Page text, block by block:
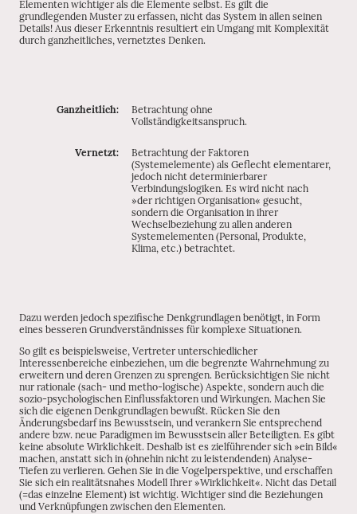
Elementen wichtiger als die Elemente selbst. Es gilt die
grundlegenden Muster zu erfassen, nicht das System in allen seinen
Details! Aus dieser Erkenntnis resultiert ein Umgang mit Komplexität
durch ganzheitliches, vernetztes Denken.
Ganzheitlich:
Betrachtung ohne
Vollständigkeitsanspruch.
Vernetzt:
Betrachtung der Faktoren
(Systemelemente) als Geflecht elementarer,
jedoch nicht determinierbarer
Verbindungslogiken. Es wird nicht nach
»der richtigen Organisation« gesucht,
sondern die Organisation in ihrer
Wechselbeziehung zu allen anderen
Systemelementen (Personal, Produkte,
Klima, etc.) betrachtet.
Dazu werden jedoch spezifische Denkgrundlagen benötigt, in Form
eines besseren Grundverständnisses für komplexe Situationen.
So gilt es beispielsweise, Vertreter unterschiedlicher
Interessenbereiche einbeziehen, um die begrenzte Wahrnehmung zu
erweitern und deren Grenzen zu sprengen. Berücksichtigen Sie nicht
nur rationale (sach- und metho-logische) Aspekte, sondern auch die
sozio-psychologischen Einflussfaktoren und Wirkungen. Machen Sie
sich die eigenen Denkgrundlagen bewußt. Rücken Sie den
Änderungsbedarf ins Bewusstsein, und verankern Sie entsprechend
andere bzw. neue Paradigmen im Bewusstsein aller Beteiligten. Es gibt
keine absolute Wirklichkeit. Deshalb ist es zielführender sich »ein Bild«
machen, anstatt sich in (ohnehin nicht zu leistendenden) Analyse-
Tiefen zu verlieren. Gehen Sie in die Vogelperspektive, und erschaffen
Sie sich ein realitätsnahes Modell Ihrer »Wirklichkeit«. Nicht das Detail
(=das einzelne Element) ist wichtig. Wichtiger sind die Beziehungen
und Verknüpfungen zwischen den Elementen.